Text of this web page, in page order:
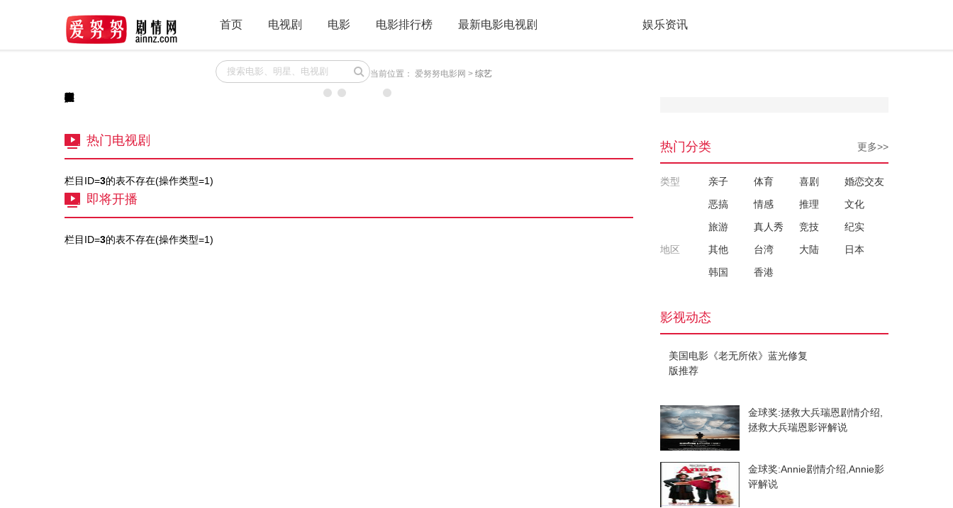
首页 电视剧 电影 电影排行榜 最新电影电视剧 娱乐资讯
当前位置： 爱努努电影网 > 综艺
栏目ID=3的表不存在(操作类型=0)
热门电视剧
栏目ID=3的表不存在(操作类型=1)
即将开播
栏目ID=3的表不存在(操作类型=1)
热门分类 更多>>
类型 亲子 体育 喜剧
婚恋交友
恶搞
情感 推理
文化
旅游
真人秀 竞技
纪实
地区
其他 台湾 大陆
日本
韩国
香港
影视动态
美国电影《老无所依》蓝光修复
版推荐
金球奖:拯救大兵瑞恩剧情介绍,
拯救大兵瑞恩影评解说
金球奖:Annie剧情介绍,Annie影
评解说